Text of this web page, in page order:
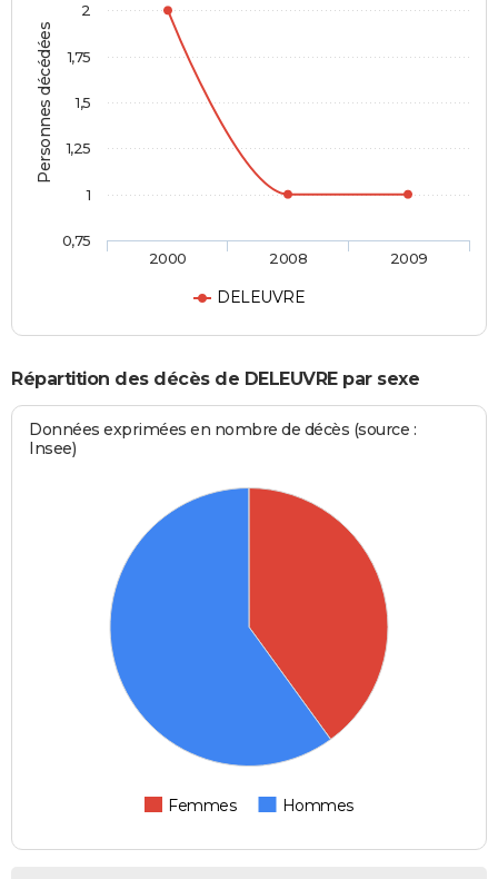
Personnes décédées
DELEUVRE
2000 2008 2009
0,75
1
1,25
1,5
1,75
2
Répartition des décès de DELEUVRE par sexe
Données exprimées en nombre de décès (source :
Insee)
Femmes Hommes